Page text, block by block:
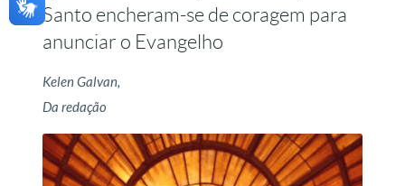
Santo encheram-se de coragem para
anunciar o Evangelho
Kelen Galvan,
Da redação